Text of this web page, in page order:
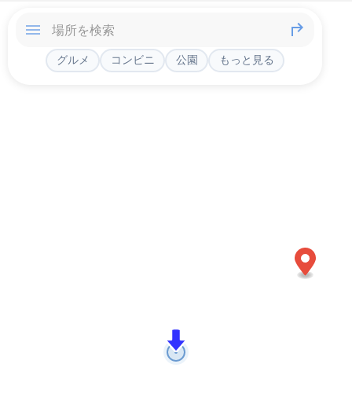
グルメ コンビニ 公園 もっと見る